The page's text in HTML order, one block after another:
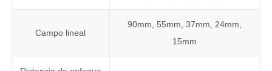
Campo lineal
90mm, 55mm, 37mm, 24mm,
15mm